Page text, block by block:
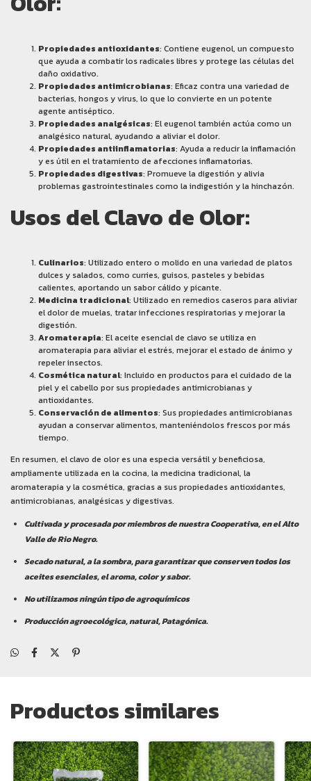
Propiedades antioxidantes: Contiene eugenol, un compuesto
que ayuda a combatir los radicales libres y protege las células del
daño oxidativo.
Propiedades antimicrobianas: Eficaz contra una variedad de
bacterias, hongos y virus, lo que lo convierte en un potente
agente antiséptico.
Propiedades analgésicas: El eugenol también actúa como un
analgésico natural, ayudando a aliviar el dolor.
Propiedades antiinflamatorias: Ayuda a reducir la inflamación
y es útil en el tratamiento de afecciones inflamatorias.
Propiedades digestivas: Promueve la digestión y alivia
problemas gastrointestinales como la indigestión y la hinchazón.
Usos del Clavo de Olor:
Culinarios: Utilizado entero o molido en una variedad de platos
dulces y salados, como curries, guisos, pasteles y bebidas
calientes, aportando un sabor cálido y picante.
Medicina tradicional: Utilizado en remedios caseros para aliviar
el dolor de muelas, tratar infecciones respiratorias y mejorar la
digestión.
Aromaterapia: El aceite esencial de clavo se utiliza en
aromaterapia para aliviar el estrés, mejorar el estado de ánimo y
repeler insectos.
Cosmética natural: Incluido en productos para el cuidado de la
piel y el cabello por sus propiedades antimicrobianas y
antioxidantes.
Conservación de alimentos: Sus propiedades antimicrobianas
ayudan a conservar alimentos, manteniéndolos frescos por más
tiempo.
En resumen, el clavo de olor es una especia versátil y beneficiosa,
ampliamente utilizada en la cocina, la medicina tradicional, la
aromaterapia y la cosmética, gracias a sus propiedades antioxidantes,
antimicrobianas, analgésicas y digestivas.
Cultivada y procesada por miembros de nuestra Cooperativa, en el Alto
Valle de Rio Negro.
Secado natural, a la sombra, para garantizar que conserven todos los
aceites esenciales, el aroma, color y sabor.
No utilizamos ningún tipo de agroquímicos
Producción agroecológica, natural, Patagónica.
Productos similares